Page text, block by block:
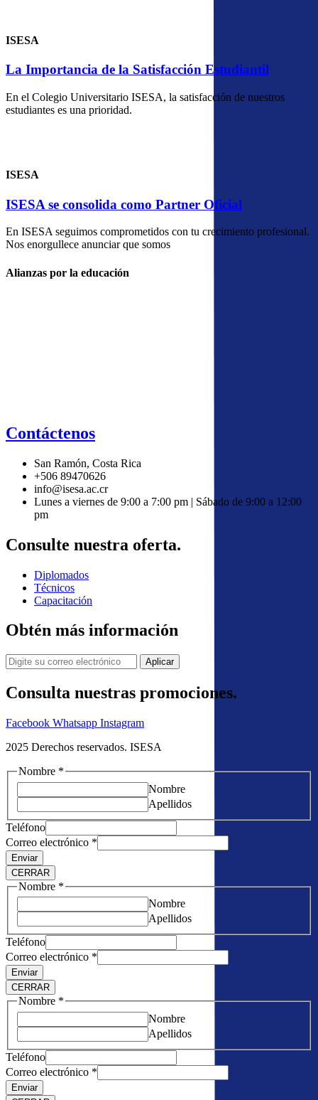
ISESA
La Importancia de la Satisfacción Estudiantil
En el Colegio Universitario ISESA, la satisfacción de nuestros
estudiantes es una prioridad.
ISESA
ISESA se consolida como Partner Oficial
En ISESA seguimos comprometidos con tu crecimiento profesional.
Nos enorgullece anunciar que somos
Alianzas por la educación
Contáctenos
San Ramón, Costa Rica
+506 89470626
info@isesa.ac.cr
Lunes a viernes de 9:00 a 7:00 pm | Sábado de 9:00 a 12:00
pm
Consulte nuestra oferta.
Diplomados
Técnicos
Capacitación
Obtén más información
Consulta nuestras promociones.
Facebook Whatsapp Instagram
2025 Derechos reservados. ISESA
Nombre *
Nombre
Apellidos
Teléfono
Correo electrónico *
Enviar
CERRAR
Nombre *
Nombre
Apellidos
Teléfono
Correo electrónico *
Enviar
CERRAR
Nombre *
Nombre
Apellidos
Teléfono
Correo electrónico *
Enviar